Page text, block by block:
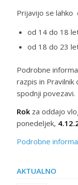
Prijavijo se lahko
od 14 do 18
od 18 do 23
Podrobne
razpis in
spodnji povezavi.
Rokza oddajo
ponedeljek,
Podrobne
AKTUALNO